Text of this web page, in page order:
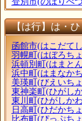
【は行】は・
函館市(はこだて
羽幌町 (はぼろち
浜頓別町 (はまと
浜中町 (はまなか
美瑛町 (びえいち
東神楽町 (ひがし
東川町 (ひがしか
日高町 (ひだかち
比布町 (ぴっぷち